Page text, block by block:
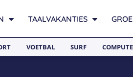
TAALVAKANTIES
VOETBAL SURF